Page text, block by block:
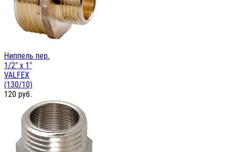
Ниппель пер.
1/2" х 1"
VALFEX
(130/10)
120 руб.